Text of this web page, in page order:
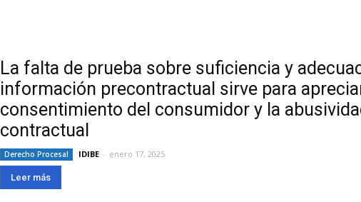
La falta de prueba sobre suficiencia y
información precontractual sirve para
consentimiento del consumidor y la
contractual
Derecho Procesal IDIBE - enero 17, 2025
Leer más